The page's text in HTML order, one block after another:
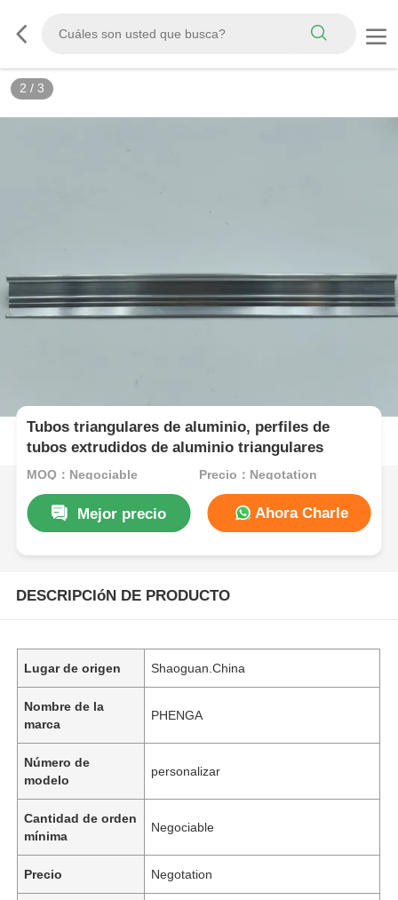
2 / 3
Tubos triangulares de aluminio, perfiles de
tubos extrudidos de aluminio triangulares
MOQ：Negociable Precio：Negotation
Mejor precio Ahora Charle
DESCRIPCIóN DE PRODUCTO
Lugar de origen Shaoguan.China
Nombre de la
marca
PHENGA
Número de
modelo
personalizar
Cantidad de orden
mínima
Negociable
Precio Negotation